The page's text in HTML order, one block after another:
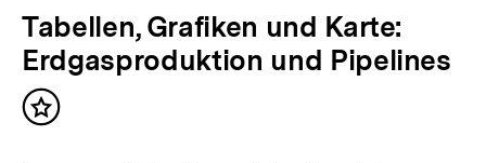
Tabellen, Grafiken und Karte:
Erdgasproduktion und Pipelines
Inhalt